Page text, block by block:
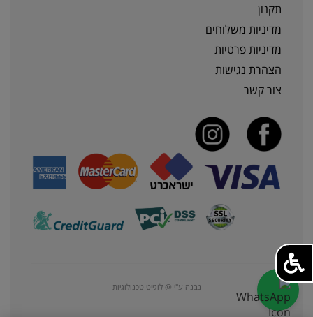
תקנון
מדיניות משלוחים
מדיניות פרטיות
הצהרת נגישות
צור קשר
נבנה ע"י @ לוגייט טכנולוגיות